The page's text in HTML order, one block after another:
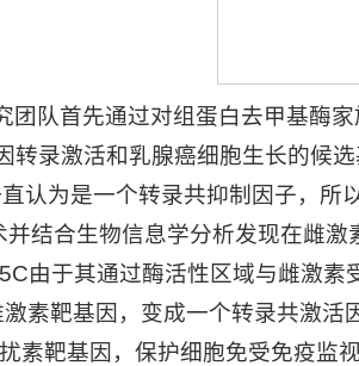
团队首先通过对组蛋白去甲基酶
转录激活和乳腺癌细胞生长的候
认为是一个转录共抑制因子，
结合生物信息学分析发现在雌
由于其通过酶活性区域与雌激
素靶基因，变成一个转录共激
素靶基因，保护细胞免受免疫监